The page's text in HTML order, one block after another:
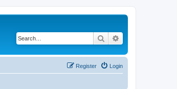
Search
Login
Register